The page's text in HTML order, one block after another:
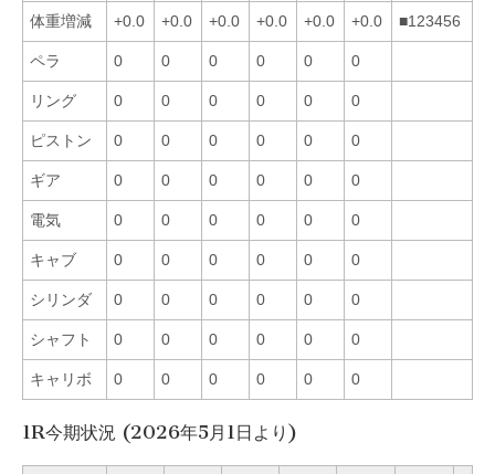
体重増減 +0.0 +0.0 +0.0 +0.0 +0.0 +0.0 ■123456
ペラ 0 0 0 0 0 0
リング 0 0 0 0 0 0
ピストン 0 0 0 0 0 0
ギア 0 0 0 0 0 0
電気 0 0 0 0 0 0
キャブ 0 0 0 0 0 0
シリンダ 0 0 0 0 0 0
シャフト 0 0 0 0 0 0
キャリボ 0 0 0 0 0 0
1R今期状況 (2026年5月1日より)